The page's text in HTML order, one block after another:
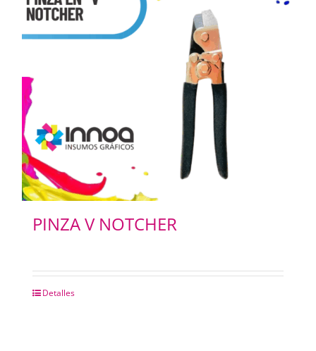
PINZA V NOTCHER
Detalles